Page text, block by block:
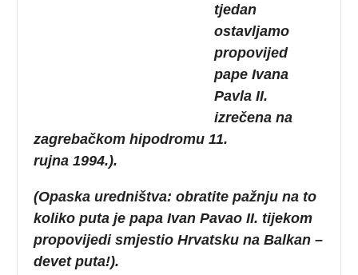
tjedan
ostavljamo
propovijed
pape Ivana
Pavla II.
izrečena na
zagrebačkom hipodromu 11.
rujna 1994.).
(Opaska uredništva: obratite pažnju na to
koliko puta je papa Ivan Pavao II. tijekom
propovijedi smjestio Hrvatsku na Balkan –
devet puta!).